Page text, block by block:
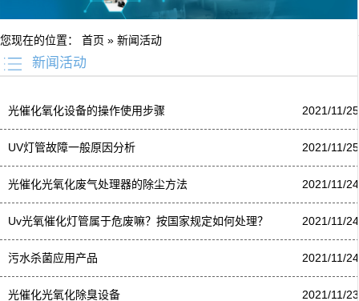
您现在的位置： 首页 » 新闻活动
新闻活动
光催化氧化设备的操作使用步骤 2021/11/25
UV灯管故障一般原因分析 2021/11/25
光催化光氧化废气处理器的除尘方法 2021/11/24
Uv光氧催化灯管属于危废嘛？按国家规定如何处理？ 2021/11/24
污水杀菌应用产品 2021/11/24
光催化光氧化除臭设备 2021/11/23